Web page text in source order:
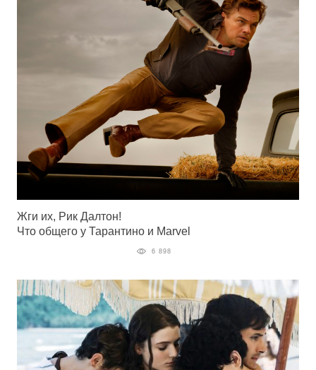
Жги их, Рик Далтон!
Что общего у Тарантино и Marvel
6 898